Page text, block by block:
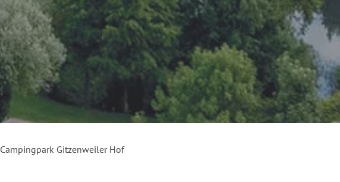
Campingpark Gitzenweiler Hof